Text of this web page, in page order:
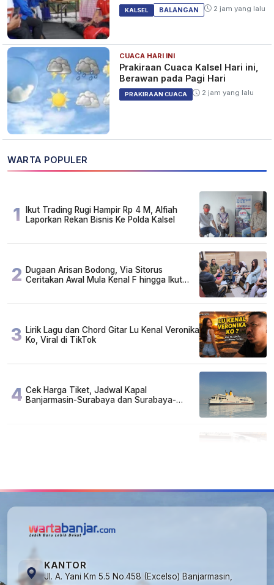
KALSEL BALANGAN 2 jam yang lalu
CUACA HARI INI
Prakiraan Cuaca Kalsel Hari ini,
Berawan pada Pagi Hari
PRAKIRAAN CUACA 2 jam yang lalu
WARTA POPULER
1
Ikut Trading Rugi Hampir Rp 4 M, Alfiah
Laporkan Rekan Bisnis Ke Polda Kalsel
2 Dugaan Arisan Bodong, Via Sitorus
Ceritakan Awal Mula Kenal F hingga Ikut
3 Lirik Lagu dan Chord Gitar Lu Kenal Veronika
Ko, Viral di TikTok
4 Cek Harga Tiket, Jadwal Kapal
Banjarmasin-Surabaya dan Surabaya-
KANTOR
Jl. A. Yani Km 5.5 No.458 (Excelso) Banjarmasin,